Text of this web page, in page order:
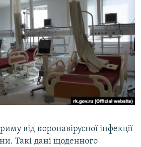
від коронавірусної інфекції
Такі дані щоденного